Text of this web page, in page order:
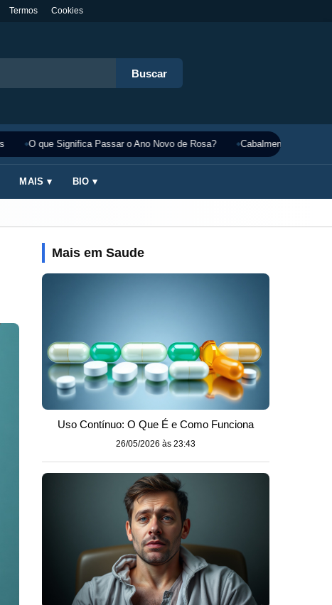
Termos Cookies
Buscar
O que Significa Passar o Ano Novo de Rosa? Cabalmente
MAIS ▾ BIO ▾
Mais em Saude
Uso Contínuo: O Que É e Como Funciona
26/05/2026 às 23:43